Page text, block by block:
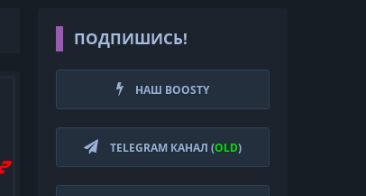
ПОДПИШИСЬ!
НАШ BOOSTY
TELEGRAM КАНАЛ (OLD)